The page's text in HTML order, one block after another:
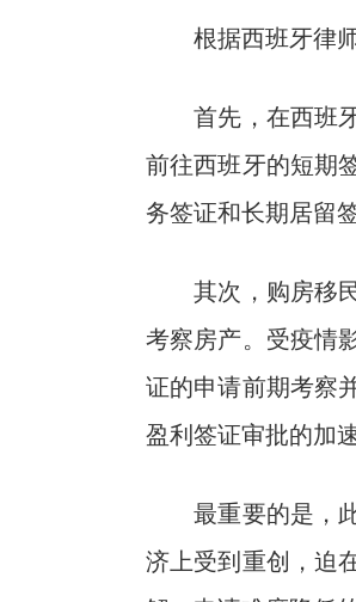
根据西班牙律师
首先，在西班牙
前往西班牙的短期
务签证和长期居留
其次，购房移民
考察房产。受疫情
证的申请前期考察
盈利签证审批的加
最重要的是，此
济上受到重创，迫